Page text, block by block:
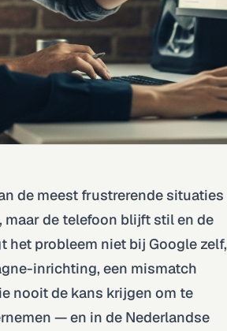
de meest frustrerende situaties
de telefoon blijft stil en de
het probleem niet bij Google zelf,
inrichting, een mismatch
nooit de kans krijgen om te
— en in de Nederlandse